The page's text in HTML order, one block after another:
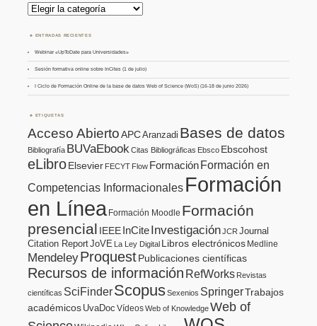
Buscar
por
Tema
ENTRADAS RECIENTES
Webinar «UpToDate para Universidades»
Sesión formativa online sobre InCites (1 de julio)
I Ciclo de Formación Online de la base de datos Web of Science (WoS) (16-18 de junio 2026)
ETIQUETAS
Acceso AbiertoAPCAranzadi Bases de datos
Bibliografía BUVaEbook Citas Bibliográficas Ebsco Ebscohost
eLibroElsevier FECYT Flow FormaciónFormación en
Competencias Informacionales Formación
en Línea Formación Moodle Formación
presencial IEEE InCiteInvestigaciónJCR Journal
Citation ReportJoVE La Ley Digital Libros electrónicos Medline
MendeleyProquestPublicaciones científicas
Recursos de información RefWorks Revistas
científicas SciFinderScopusSexenios SpringerTrabajos
académicos UvaDoc VídeosWeb of KnowledgeWeb of